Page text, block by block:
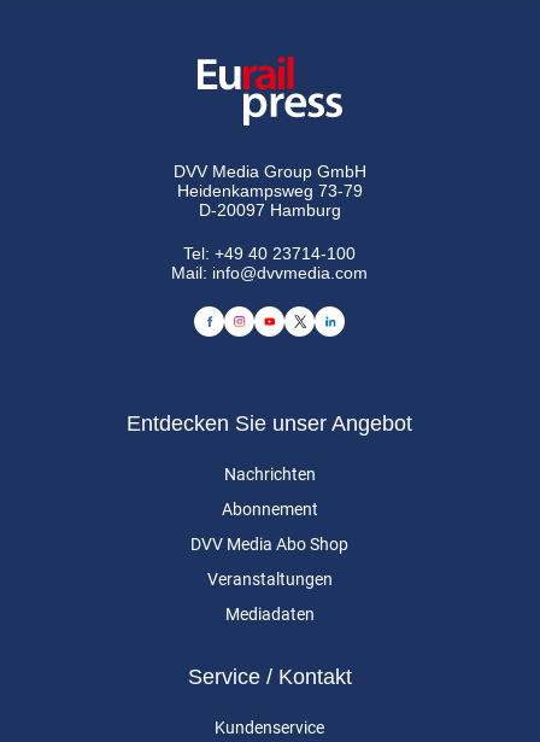
DVV Media Group GmbH
Heidenkampsweg 73-79
D-20097 Hamburg
Tel:+49 40 23714-100
Mail: info@dvvmedia.com
Entdecken Sie unser Angebot
Nachrichten
Abonnement
DVV Media Abo Shop
Veranstaltungen
Mediadaten
Service / Kontakt
Kundenservice